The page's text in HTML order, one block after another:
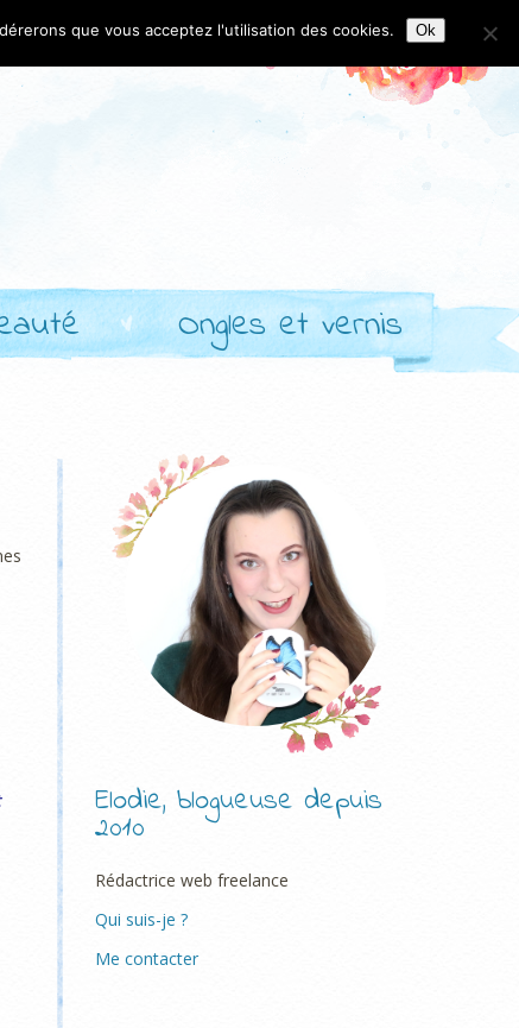
Ongles et vernis
Elodie, blogueuse depuis
2010
Rédactrice web freelance
Qui suis-je ?
Me contacter
que vous acceptez l'utilisation des cookies. Ok